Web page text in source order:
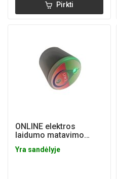
Pirkti
ONLINE elektros
laidumo matavimo
microS/cm2)
Yra sandėlyje